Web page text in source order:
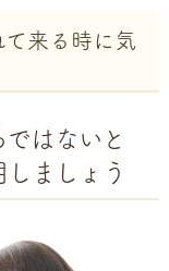
て来る時に気
はないと
ましょう